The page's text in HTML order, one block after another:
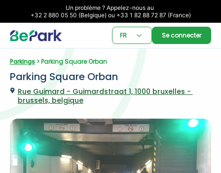
Un problème ? Appelez-nous au
+32 2 880 05 50 (Belgique) ou +33 1 82 88 72 87 (France)
FR Se connecter
Parkings > Parking Square Orban
Parking Square Orban
Rue Guimard - Guimardstraat 1, 1000 bruxelles -
brussels, belgique